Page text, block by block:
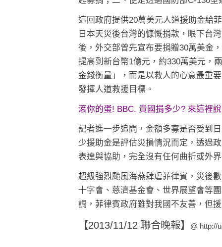
這回政府提供20萬美元人道援助金給
日本天災後台灣的慷慨捐款，眼下台
後，外交部曾先宣布要捐贈30萬美金
提高到新台幣1億元，約330萬美元，
金錢衡量」，而是以救人的心意最重
發揮人道救援目標。
滾你的蛋! BBC. 貴國捐多少? 來這裡
記者進一步追問，金額多寡是否受到
少援助金是評估災損情況而定，透過
表達與協助，完全沒有任何曲折或外
超級強烈颱風海燕肆虐菲律賓，災後
十字會、慈濟基金會、世界展望會等
調，菲律賓政府雖對我國不友善，但
【2013/11/12 聯合晚報】 @ http://